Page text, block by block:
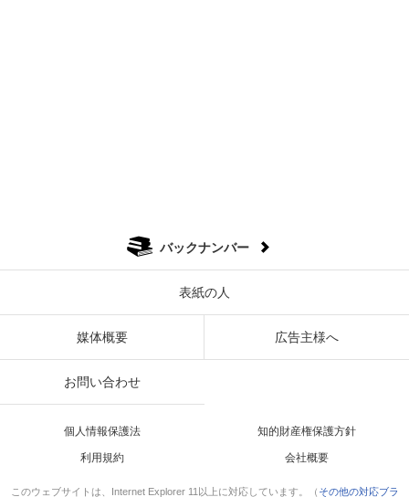
バックナンバー
表紙の人
媒体概要 広告主様へ
お問い合わせ
個人情報保護法 知的財産権保護方針
利用規約 会社概要
このウェブサイトは、Internet Explorer 11以上に対応しています。（ その他の対応ブラ